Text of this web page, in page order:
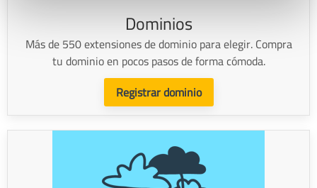
Dominios
Más de 550 extensiones de dominio para elegir. Compra
tu dominio en pocos pasos de forma cómoda.
Registrar dominio